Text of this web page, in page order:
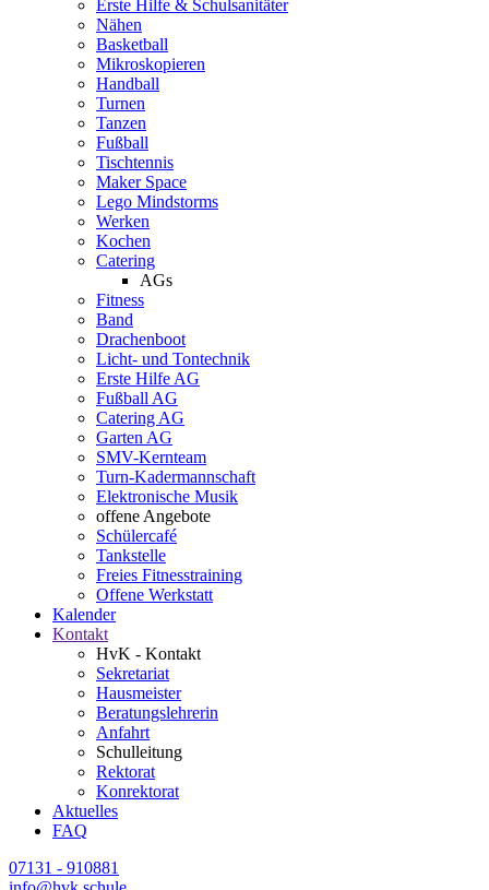
Erste Hilfe & Schulsanitäter
Nähen
Basketball
Mikroskopieren
Handball
Turnen
Tanzen
Fußball
Tischtennis
Maker Space
Lego Mindstorms
Werken
Kochen
Catering
AGs
Fitness
Band
Drachenboot
Licht- und Tontechnik
Erste Hilfe AG
Fußball AG
Catering AG
Garten AG
SMV-Kernteam
Turn-Kadermannschaft
Elektronische Musik
offene Angebote
Schülercafé
Tankstelle
Freies Fitnesstraining
Offene Werkstatt
Kalender
Kontakt
HvK - Kontakt
Sekretariat
Hausmeister
Beratungslehrerin
Anfahrt
Schulleitung
Rektorat
Konrektorat
Aktuelles
FAQ
07131 - 910881